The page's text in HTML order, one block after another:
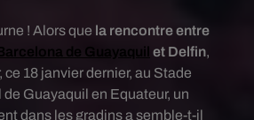
! Alors que la rencontre entre
de Guayaquil et Delfin,
ce 18 janvier dernier, au Stade
Guayaquil en Equateur, un
dans les gradins a semble-t-il